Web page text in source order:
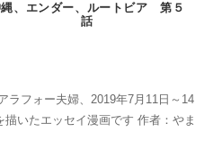
、エンダー、ルートビア 第５
話
ラフォー夫婦、2019年7月11日～14
いたエッセイ漫画です 作者：やま